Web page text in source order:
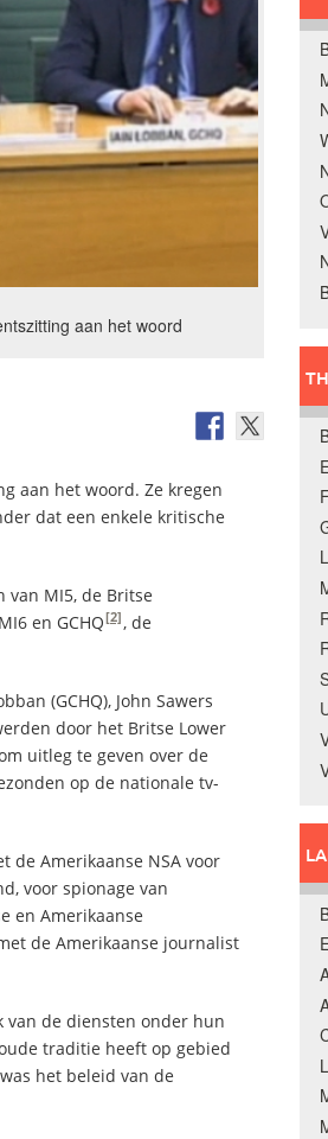
aan het woord
aan het woord. Ze kregen
dat een enkele kritische
van MI5, de Britse
en GCHQ[2] , de
(GCHQ), John Sawers
door het Britse Lower
uitleg te geven over de
op de nationale tv-
de Amerikaanse NSA voor
voor spionage van
en Amerikaanse
de Amerikaanse journalist
van de diensten onder hun
traditie heeft op gebied
het beleid van de